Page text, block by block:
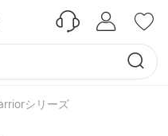
シリーズ